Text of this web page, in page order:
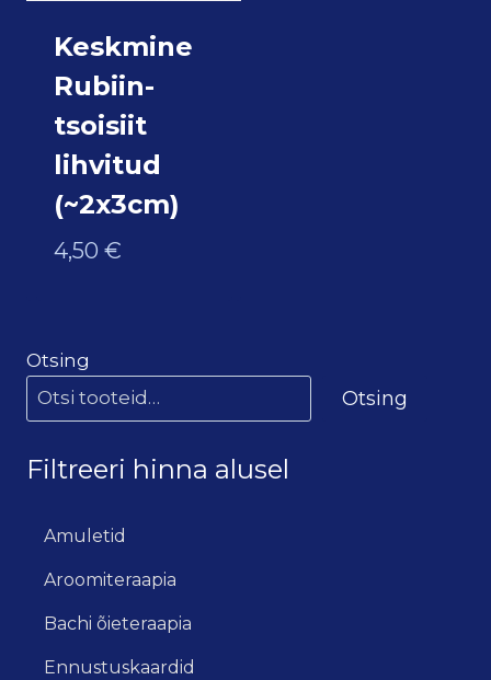
Keskmine
Rubiin-
tsoisiit
lihvitud
(~2x3cm)
4,50 €
Otsing
Otsing
Filtreeri hinna alusel
Amuletid
Aroomiteraapia
Bachi õieteraapia
Ennustuskaardid